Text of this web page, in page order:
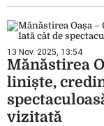
13 Nov. 2025, 13:54
Mănăstirea
liniște,
vizitată